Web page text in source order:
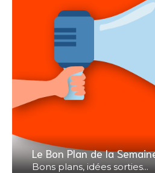
Le Bon Plan de la
Bons plans, idées sorties...